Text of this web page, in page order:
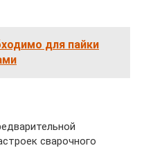
для пайки
сварочного